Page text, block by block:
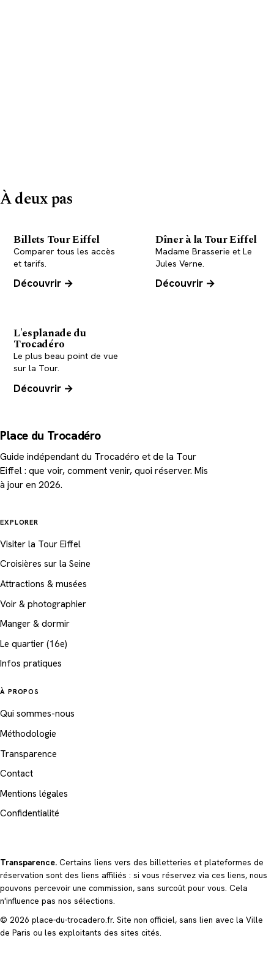
À deux pas
Billets Tour Eiffel
Comparer tous les accès
et tarifs.
Découvrir →
Dîner à la Tour Eiffel
Madame Brasserie et Le
Jules Verne.
Découvrir →
L'esplanade du
Trocadéro
Le plus beau point de vue
sur la Tour.
Découvrir →
Place du Trocadéro
Guide indépendant du Trocadéro et de la Tour
Eiffel : que voir, comment venir, quoi réserver. Mis
à jour en 2026.
EXPLORER
Visiter la Tour Eiffel
Croisières sur la Seine
Attractions & musées
Voir & photographier
Manger & dormir
Le quartier (16e)
Infos pratiques
À PROPOS
Qui sommes-nous
Méthodologie
Transparence
Contact
Mentions légales
Confidentialité
Transparence. Certains liens vers des billetteries et plateformes de
réservation sont des liens affiliés : si vous réservez via ces liens, nous
pouvons percevoir une commission, sans surcoût pour vous. Cela
n'influence pas nos sélections.
© 2026 place-du-trocadero.fr. Site non officiel, sans lien avec la Ville
de Paris ou les exploitants des sites cités.